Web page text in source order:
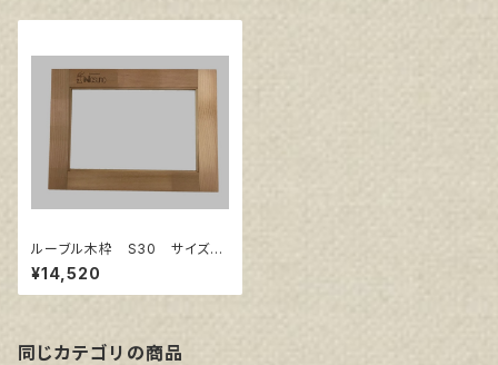
ルーブル木枠 S30 サイズ91
0㎜×910㎜
¥14,520
同じカテゴリの商品